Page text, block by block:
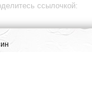
ссылочкой: